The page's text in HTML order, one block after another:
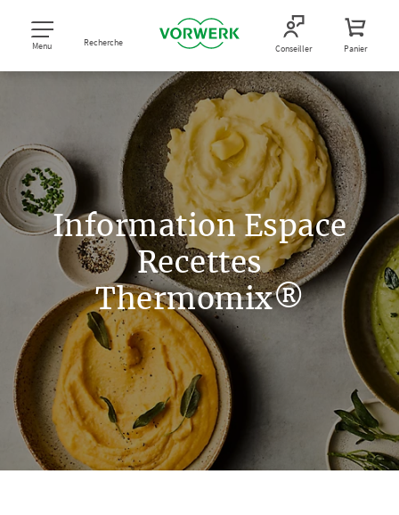
Menu Recherche Conseiller Panier
Information Espace
Recettes
Thermomix®